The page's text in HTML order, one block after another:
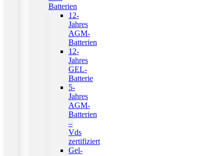
Batterien
12-
Jahres
AGM-
Batterien
12-
Jahres
GEL-
Batterie
5-
Jahres
AGM-
Batterien
–
Vds
zertifiziert
Gel-